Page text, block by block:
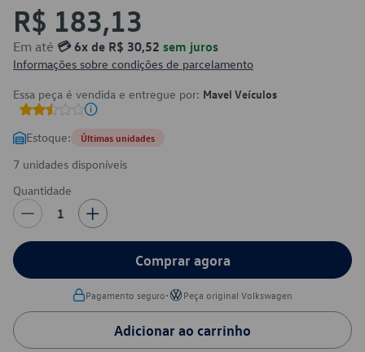
R$ 183,13
Em até 💳 6x de R$ 30,52 sem juros
Informações sobre condições de parcelamento
Essa peça é vendida e entregue por: Mavel Veículos
Estoque: Últimas unidades
7 unidades disponíveis
Quantidade
1
Comprar agora
Pagamento seguro• Peça original Volkswagen
Adicionar ao carrinho